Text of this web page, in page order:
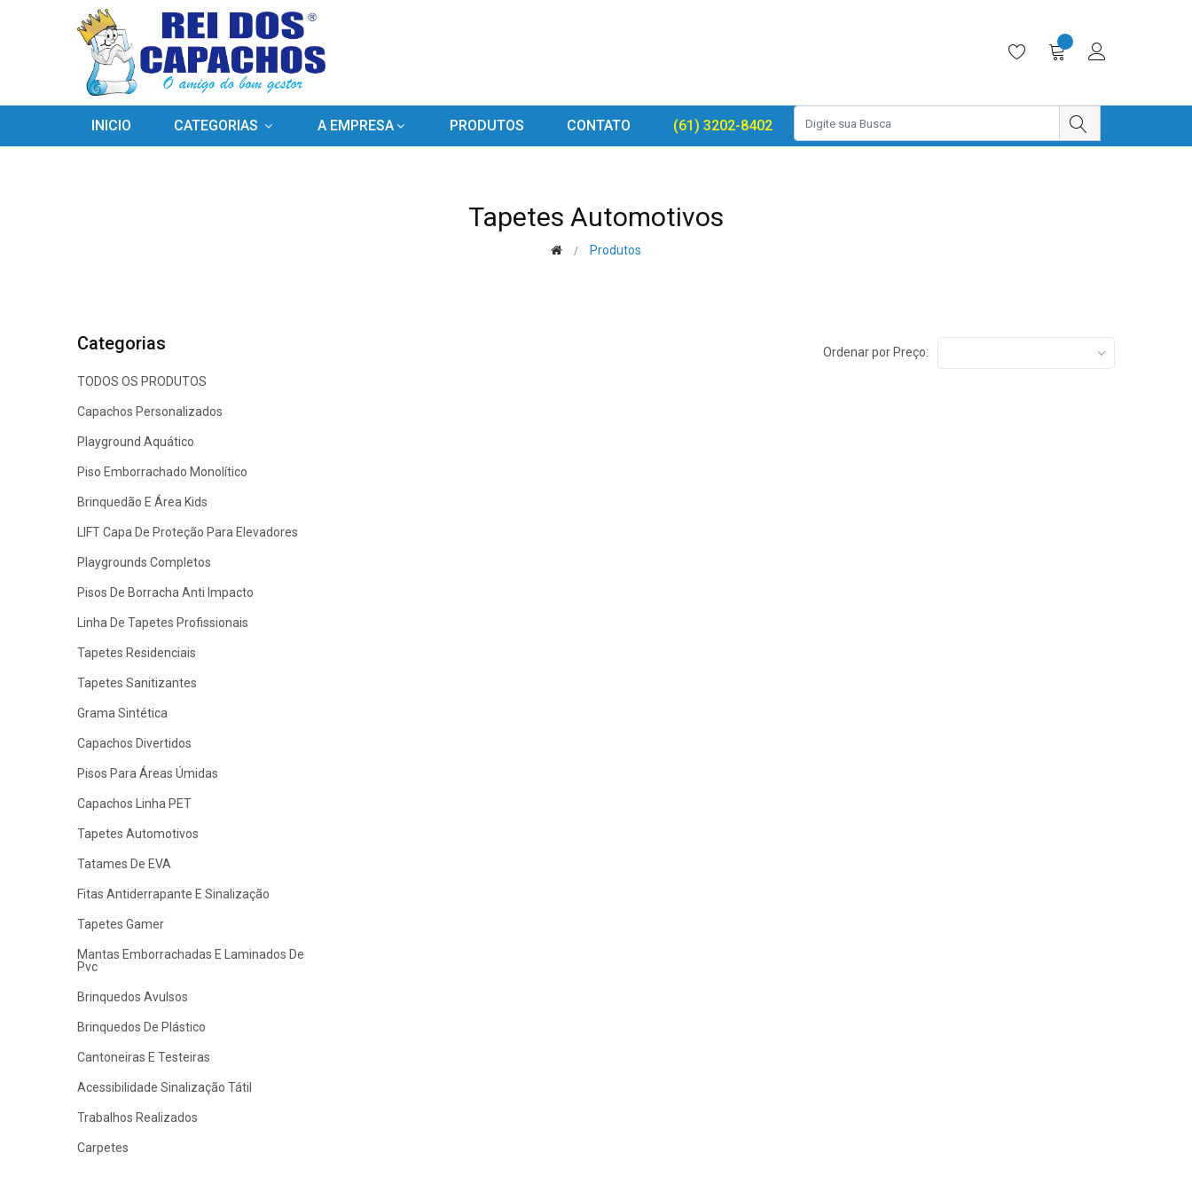
INICIO CATEGORIAS A EMPRESA PRODUTOS CONTATO (61) 3202-8402
Tapetes Automotivos
Produtos
Categorias
TODOS OS PRODUTOS
Capachos Personalizados
Playground Aquático
Piso Emborrachado Monolítico
Brinquedão E Área Kids
LIFT Capa De Proteção Para Elevadores
Playgrounds Completos
Pisos De Borracha Anti Impacto
Linha De Tapetes Profissionais
Tapetes Residenciais
Tapetes Sanitizantes
Grama Sintética
Capachos Divertidos
Pisos Para Áreas Úmidas
Capachos Linha PET
Tapetes Automotivos
Tatames De EVA
Fitas Antiderrapante E Sinalização
Tapetes Gamer
Mantas Emborrachadas E Laminados De
Pvc
Brinquedos Avulsos
Brinquedos De Plástico
Cantoneiras E Testeiras
Acessibilidade Sinalização Tátil
Trabalhos Realizados
Carpetes
Ordenar por Preço: